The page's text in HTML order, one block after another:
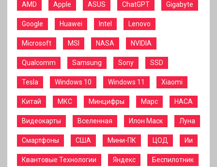
AMD Apple ASUS ChatGPT Gigabyte
Google Huawei Intel Lenovo
Microsoft MSI NASA NVIDIA
Qualcomm Samsung Sony SSD
Tesla Windows 10 Windows 11 Xiaomi
Китай МКС Минцифры Марс НАСА
Видеокарты Вселенная Илон Маск Луна
Смартфоны США Мини-ПК ЦОД Ии
Квантовые Технологии Яндекс Беспилотник